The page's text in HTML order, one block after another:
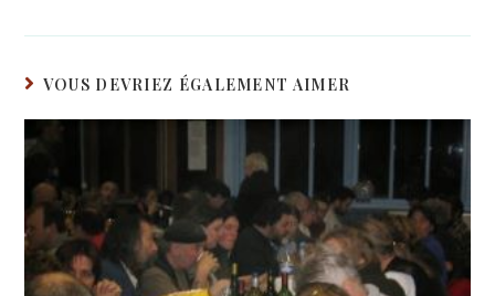
VOUS DEVRIEZ ÉGALEMENT AIMER